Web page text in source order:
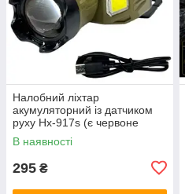
Налобний ліхтар
акумуляторний із датчиком
руху Hx-917s (є червоне
світло)
В наявності
295 ₴